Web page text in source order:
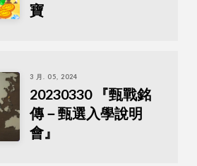
寶
3 月. 05, 2024
20230330 『甄戰銘
傳－甄選入學說明
會』